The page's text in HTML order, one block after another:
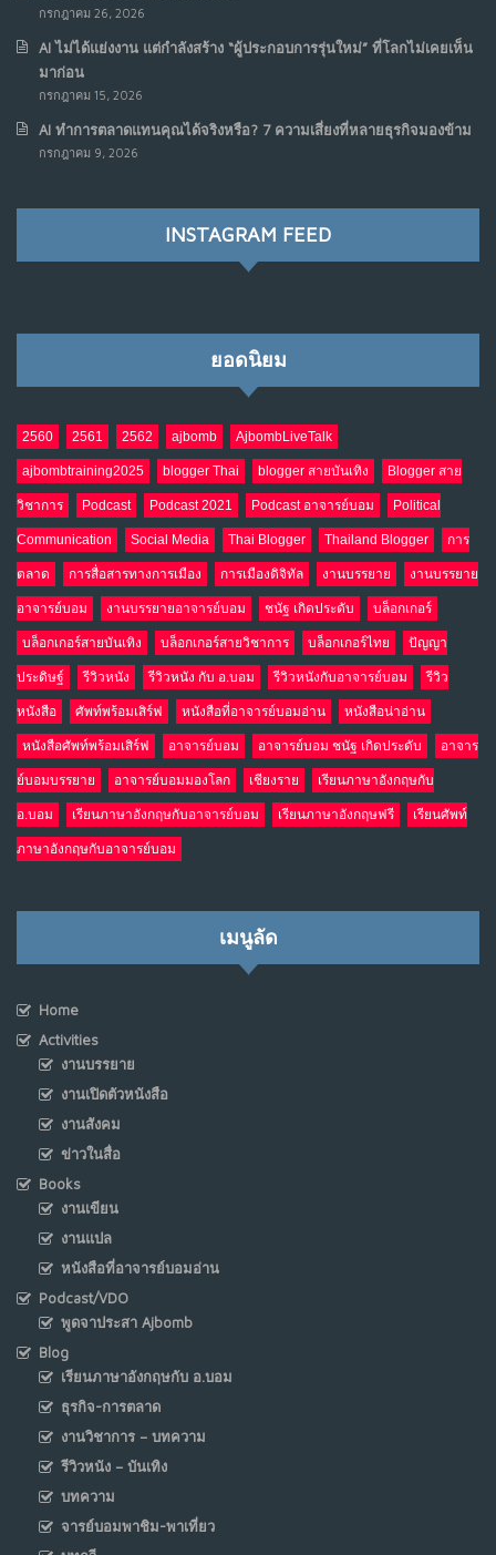
6
7
เมื่อรัฐบาลเริ่มคิดแบบแพลตฟอร์ม : AI กำลังเปลี่ยนรัฐ
ราชการไปตลอดกาล
NO COMMENTS
เมื่อโลกออนไลน์ กลายเป็น“ศาลเตี้ย”
9
NO COMMENTS
10 อินโดนีเซีย กับเกมอำนาจที่มองไม่เห็น
เม.ย. 19, 2026
NO COMMENTS
กรกฎาคม 26, 2026
AI ไม่ได้แย่งงาน แต่กำลังสร้าง “ผู้ประกอบการรุ่นใหม่” ที่โลกไม่เคยเห็น
มาก่อน
กรกฎาคม 15, 2026
AI ทำการตลาดแทนคุณได้จริงหรือ? 7 ความเสี่ยงที่หลายธุรกิจมองข้าม
กรกฎาคม 9, 2026
INSTAGRAM FEED
ยอดนิยม
2560 2561 2562 ajbomb AjbombLiveTalk
ajbombtraining2025 blogger Thai blogger สายบันเทิง Blogger สาย
วิชาการ Podcast Podcast 2021 Podcast อาจารย์บอม Political
Communication Social Media Thai Blogger Thailand Blogger การ
ตลาด การสื่อสารทางการเมือง การเมืองดิจิทัล งานบรรยาย งานบรรยาย
อาจารย์บอม งานบรรยายอาจารย์บอม ชนัฐ เกิดประดับ บล็อกเกอร์
บล็อกเกอร์สายบันเทิง บล็อกเกอร์สายวิชาการ บล็อกเกอร์ไทย ปัญญา
ประดิษฐ์ รีวิวหนัง รีวิวหนัง กับ อ.บอม รีวิวหนังกับอาจารย์บอม รีวิว
หนังสือ ศัพท์พร้อมเสิร์ฟ หนังสือที่อาจารย์บอมอ่าน หนังสือน่าอ่าน
หนังสือศัพท์พร้อมเสิร์ฟ อาจารย์บอม อาจารย์บอม ชนัฐ เกิดประดับ อาจาร
ย์บอมบรรยาย อาจารย์บอมมองโลก เชียงราย เรียนภาษาอังกฤษกับ
อ.บอม เรียนภาษาอังกฤษกับอาจารย์บอม เรียนภาษาอังกฤษฟรี เรียนศัพท์
ภาษาอังกฤษกับอาจารย์บอม
เมนูลัด
Home
Activities
งานบรรยาย
งานเปิดตัวหนังสือ
งานสังคม
ข่าวในสื่อ
Books
งานเขียน
งานแปล
หนังสือที่อาจารย์บอมอ่าน
Podcast/VDO
พูดจาประสา Ajbomb
Blog
เรียนภาษาอังกฤษกับ อ.บอม
ธุรกิจ-การตลาด
งานวิชาการ – บทความ
รีวิวหนัง – บันเทิง
บทความ
จารย์บอมพาชิม-พาเที่ยว